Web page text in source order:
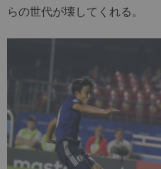
らの世代が壊してくれる。